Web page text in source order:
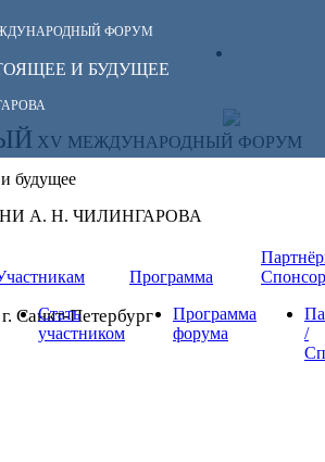
ФОРУМ
И БУДУЩЕЕ
ЗА
XV МЕЖДУНАРОДНЫЙ ФОРУМ
будущее
А. Н. ЧИЛИНГАРОВА
Санкт-Петербург
Стать
участником
Программа
Программа
форума
/